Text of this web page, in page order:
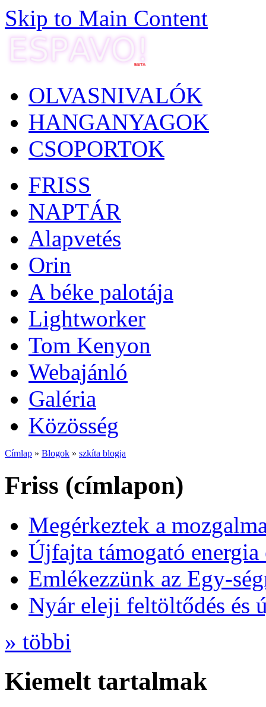
Skip to Main Content
OLVASNIVALÓK
HANGANYAGOK
CSOPORTOK
FRISS
NAPTÁR
Alapvetés
Orin
A béke palotája
Lightworker
Tom Kenyon
Webajánló
Galéria
Közösség
Címlap » Blogok » szkíta blogja
Friss (címlapon)
Megérkeztek a
Újfajta támogató
Emlékezzünk az Egy-
Nyár eleji feltöltődés és
» többi
Kiemelt tartalmak